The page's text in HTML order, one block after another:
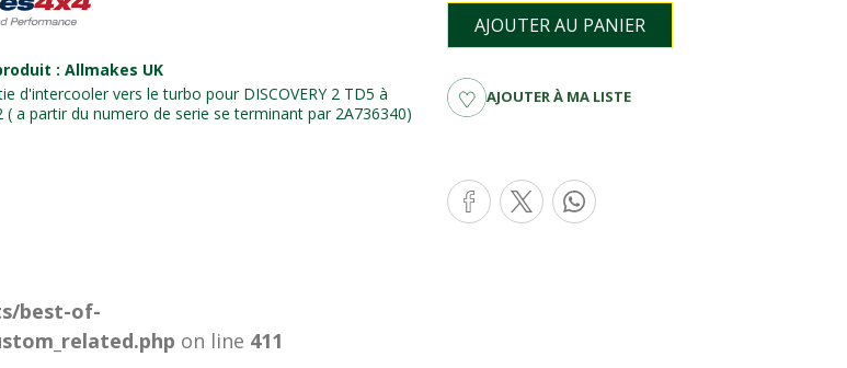
: Allmakes UK
d'intercooler vers le turbo pour DISCOVERY 2 TD5 à
( a partir du numero de serie se terminant par 2A736340)
AJOUTER AU PANIER
AJOUTER À MA LISTE
best-of-
on line 411